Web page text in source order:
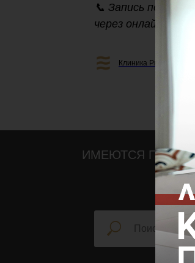
📞 Запись по
через онлайн-
Клиника Professional-
ИМЕЮТСЯ